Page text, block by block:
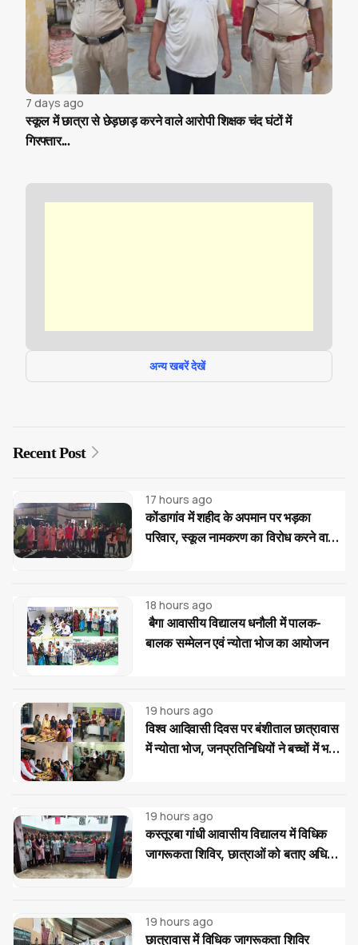
7 days ago
स्कूल में छात्रा से छेड़छाड़ करने वाले आरोपी शिक्षक चंद घंटों में
गिरफ्तार...
अन्य खबरें देखें
Recent Post
17 hours ago
कोंडागांव में शहीद के अपमान पर भड़का
परिवार, स्कूल नामकरण का विरोध करने वालों
18 hours ago
बैगा आवासीय विद्यालय धनौली में पालक-
बालक सम्मेलन एवं न्योता भोज का आयोजन
19 hours ago
विश्व आदिवासी दिवस पर बंशीताल छात्रावास
में न्योता भोज, जनप्रतिनिधियों ने बच्चों में भरी
19 hours ago
कस्तूरबा गांधी आवासीय विद्यालय में विधिक
जागरूकता शिविर, छात्राओं को बताए अधिकार
19 hours ago
छात्रावास में विधिक जागरूकता शिविर